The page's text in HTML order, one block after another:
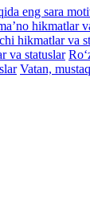
eng sara
hikmatlar
hikmatlar va
va statuslar
Vatan,